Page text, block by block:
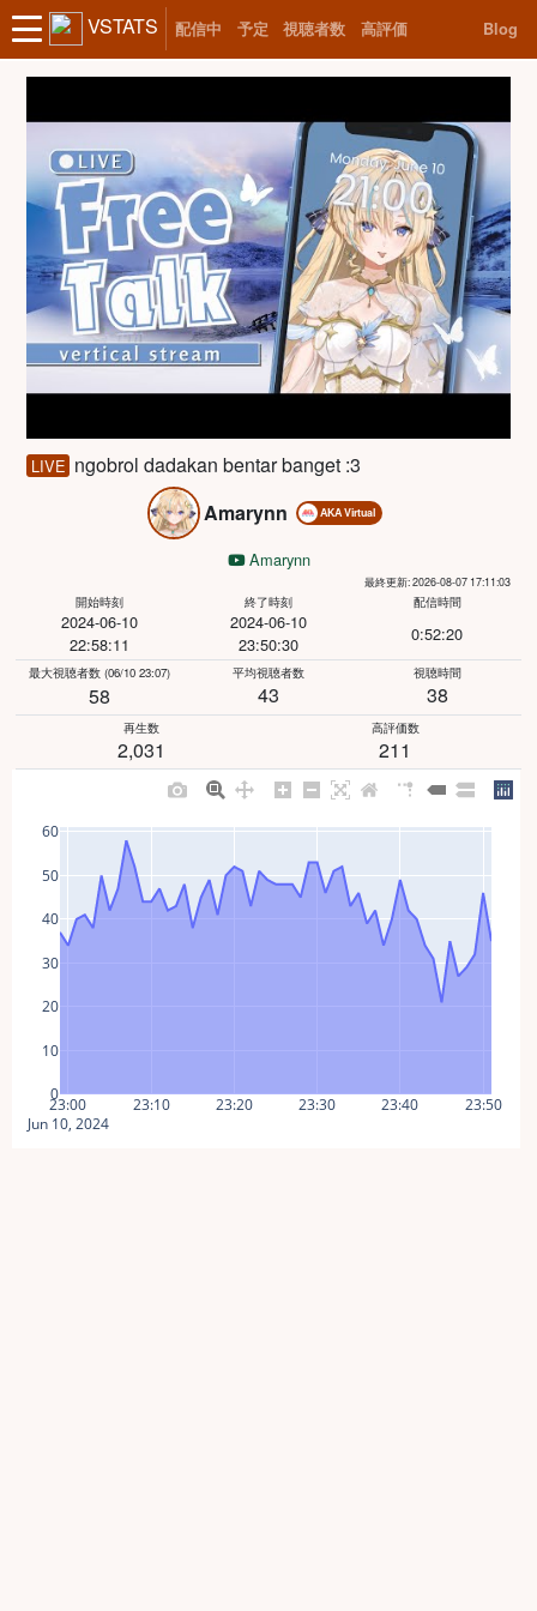
VSTATS 配信中 予定 視聴者数 高評価 Blog
LIVE ngobrol dadakan bentar banget :3
Amarynn
AKA Virtual
Amarynn
最終更新: 2026-08-07 17:11:03
開始時刻
2024-06-10
22:58:11
終了時刻
2024-06-10
23:50:30
配信時間
0:52:20
最大視聴者数 (06/10 23:07)
58
平均視聴者数
43
視聴時間
38
再生数
2,031
高評価数
211
23:00
Jun 10, 2024
23:10 23:20 23:30 23:40 23:50
0
10
20
30
40
50
60